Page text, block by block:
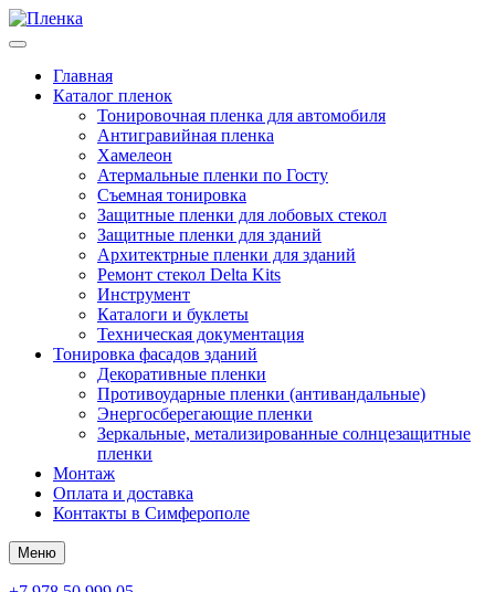
Главная
Каталог пленок
Тонировочная пленка для автомобиля
Антигравийная пленка
Хамелеон
Атермальные пленки по Госту
Съемная тонировка
Защитные пленки для лобовых стекол
Защитные пленки для зданий
Архитектрные пленки для зданий
Ремонт стекол Delta Kits
Инструмент
Каталоги и буклеты
Техническая документация
Тонировка фасадов зданий
Декоративные пленки
Противоударные пленки (антивандальные)
Энергосберегающие пленки
Зеркальные, метализированные солнцезащитные
пленки
Монтаж
Оплата и доставка
Контакты в Симферополе
Меню